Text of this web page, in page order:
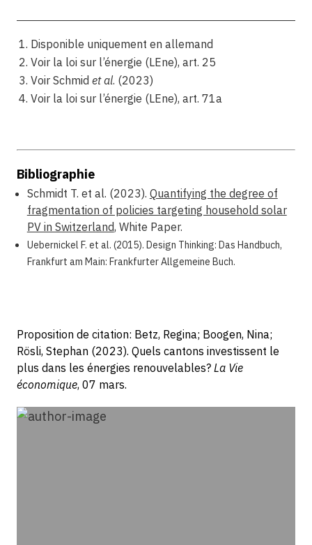
Disponible uniquement en allemand
Voir la loi sur l’énergie (LEne), art. 25
Voir Schmid et al. (2023)
Voir la loi sur l’énergie (LEne), art. 71a
Bibliographie
Schmidt T. et al. (2023). Quantifying the degree of
fragmentation of policies targeting household solar
PV in Switzerland, White Paper.
Uebernickel F. et al. (2015). Design Thinking: Das Handbuch,
Frankfurt am Main: Frankfurter Allgemeine Buch.
Proposition de citation: Betz, Regina; Boogen, Nina;
Rösli, Stephan (2023). Quels cantons investissent le
plus dans les énergies renouvelables? La Vie
économique, 07 mars.